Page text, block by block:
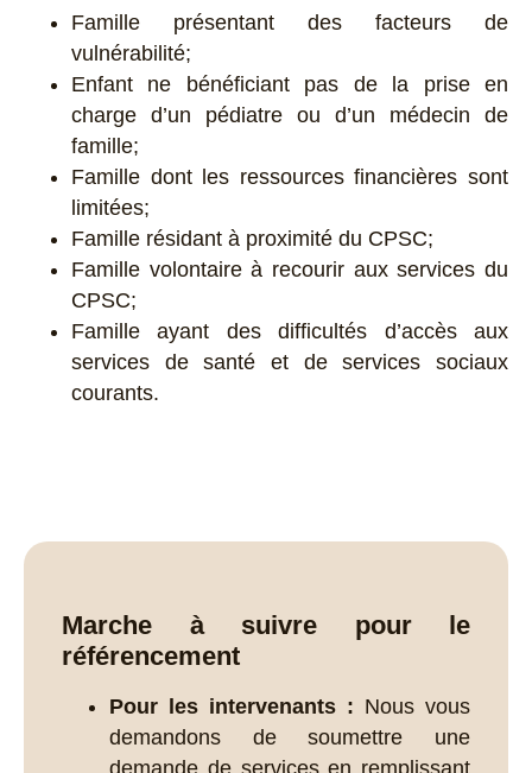
Famille présentant des facteurs de
vulnérabilité;
Enfant ne bénéficiant pas de la prise en
charge d’un pédiatre ou d’un médecin de
famille;
Famille dont les ressources financières sont
limitées;
Famille résidant à proximité du CPSC;
Famille volontaire à recourir aux services du
CPSC;
Famille ayant des difficultés d’accès aux
services de santé et de services sociaux
courants.
Marche à suivre pour le
référencement
Pour les intervenants : Nous vous
demandons de soumettre une
demande de services en remplissant